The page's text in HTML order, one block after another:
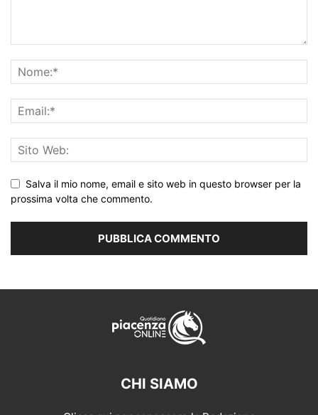
Salva il mio nome, email e sito web in questo browser per la
prossima volta che commento.
CHI SIAMO